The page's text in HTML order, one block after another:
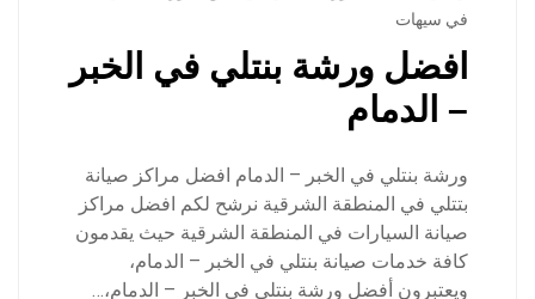
في سيهات
افضل ورشة بنتلي في الخبر
– الدمام
ورشة بنتلي في الخبر – الدمام افضل مراكز صيانة
بتتلي في المنطقة الشرقية نرشح لكم افضل مراكز
صيانة السيارات في المنطقة الشرقية حيث يقدمون
كافة خدمات صيانة بنتلي في الخبر – الدمام،
ويعتبرون أفضل ورشة بنتلي في الخبر – الدمام،…